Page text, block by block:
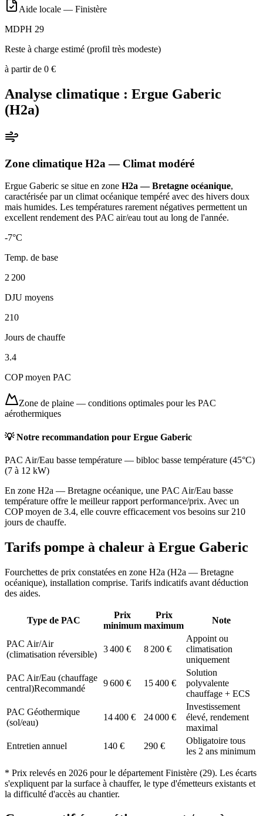
Aide locale — Finistère
MDPH 29
Reste à charge estimé (profil très modeste)
à partir de 0 €
Analyse climatique : Ergue Gaberic
(H2a)
Zone climatique H2a — Climat modéré
Ergue Gaberic se situe en zone H2a — Bretagne océanique,
caractérisée par un climat océanique tempéré avec des hivers doux
mais humides. Les températures rarement négatives permettent un
excellent rendement des PAC air/eau tout au long de l'année.
-7°C
Temp. de base
2 200
DJU moyens
210
Jours de chauffe
3.4
COP moyen PAC
Zone de plaine — conditions optimales pour les PAC
aérothermiques
💡 Notre recommandation pour Ergue Gaberic
PAC Air/Eau basse température — bibloc basse température (45°C)
(7 à 12 kW)
En zone H2a — Bretagne océanique, une PAC Air/Eau basse
température offre le meilleur rapport performance/prix. Avec un
COP moyen de 3.4, elle couvre efficacement vos besoins sur 210
jours de chauffe.
Tarifs pompe à chaleur à Ergue Gaberic
Fourchettes de prix constatées en zone H2a (H2a — Bretagne
océanique), installation comprise. Tarifs indicatifs avant déduction
des aides.
Type de PAC
Prix
minimum
Prix
maximum
Note
PAC Air/Air
(climatisation réversible)
3 400 € 8 200 €
Appoint ou
climatisation
uniquement
PAC Air/Eau (chauffage
central)Recommandé
9 600 € 15 400 €
Solution
polyvalente
chauffage + ECS
PAC Géothermique
(sol/eau)
14 400 € 24 000 €
Investissement
élevé, rendement
maximal
Entretien annuel
140 € 290 €
Obligatoire tous
les 2 ans minimum
* Prix relevés en 2026 pour le département Finistère (29). Les écarts
s'expliquent par la surface à chauffer, le type d'émetteurs existants et
la difficulté d'accès au chantier.